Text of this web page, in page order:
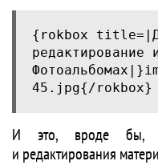
{rokbox
редактирование
45.jpg{/rokbox}
И это, вроде бы,
и редактирования